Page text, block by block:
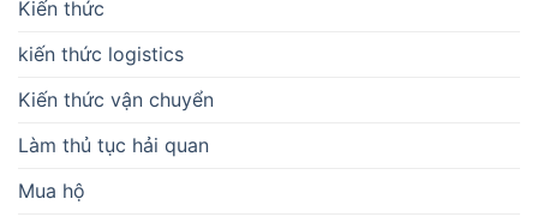
Kiến thức
kiến thức logistics
Kiến thức vận chuyển
Làm thủ tục hải quan
Mua hộ